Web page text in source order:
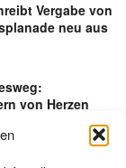
Vergabe von
neu aus
von Herzen